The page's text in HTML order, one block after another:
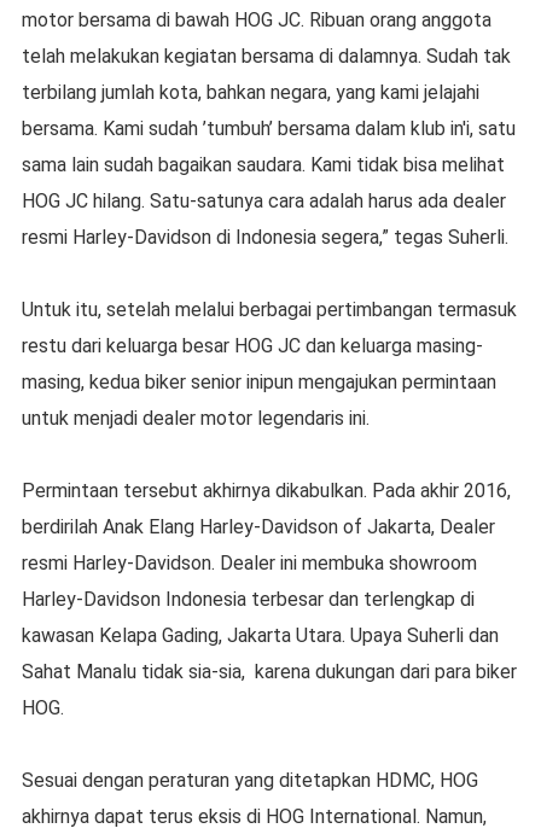
motor bersama di bawah HOG JC. Ribuan orang anggota
telah melakukan kegiatan bersama di dalamnya. Sudah tak
terbilang jumlah kota, bahkan negara, yang kami jelajahi
bersama. Kami sudah ’tumbuh’ bersama dalam klub in'i, satu
sama lain sudah bagaikan saudara. Kami tidak bisa melihat
HOG JC hilang. Satu-satunya cara adalah harus ada dealer
resmi Harley-Davidson di Indonesia segera,” tegas Suherli.
Untuk itu, setelah melalui berbagai pertimbangan termasuk
restu dari keluarga besar HOG JC dan keluarga masing-
masing, kedua biker senior inipun mengajukan permintaan
untuk menjadi dealer motor legendaris ini.
Permintaan tersebut akhirnya dikabulkan. Pada akhir 2016,
berdirilah Anak Elang Harley-Davidson of Jakarta, Dealer
resmi Harley-Davidson. Dealer ini membuka showroom
Harley-Davidson Indonesia terbesar dan terlengkap di
kawasan Kelapa Gading, Jakarta Utara. Upaya Suherli dan
Sahat Manalu tidak sia-sia, karena dukungan dari para biker
HOG.
Sesuai dengan peraturan yang ditetapkan HDMC, HOG
akhirnya dapat terus eksis di HOG International. Namun,